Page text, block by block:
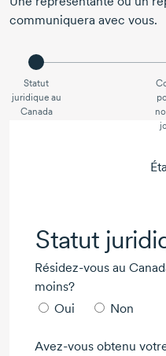
communiquera avec vous.
Statut
juridique au
Canada
Statut
Résidez-vous au
moins?
Oui
Non
Avez-vous obtenu